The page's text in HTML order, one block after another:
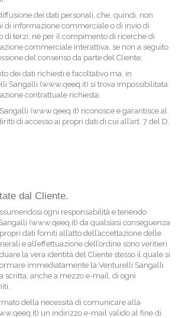
dei dati personali, che, quindi, non
di informazione commerciale o di invio di
di terzi, nè per il compimento di ricerche di
commerciale interattiva, se non a seguito
del consenso da parte del Cliente;
dati richiesti è facoltativo ma, in
Sangalli (www.qeeq.it) si trova impossibilitata
contrattuale richiesta;
(www.qeeq.it) riconosce e garantisce al
di accesso ai propri dati di cui all’art. 7 del D.
dal Cliente.
ogni responsabilità e tenendo
(www.qeeq.it) da qualsiasi conseguenza
dati forniti all’atto dell’accettazione delle
e all’effettuazione dell’ordine sono veritieri
la vera identità del Cliente stesso il quale si
immediatamente la Venturelli Sangalli
scritta, anche a mezzo e-mail, di ogni
della necessità di comunicare alla
un indirizzo e-mail valido al fine di